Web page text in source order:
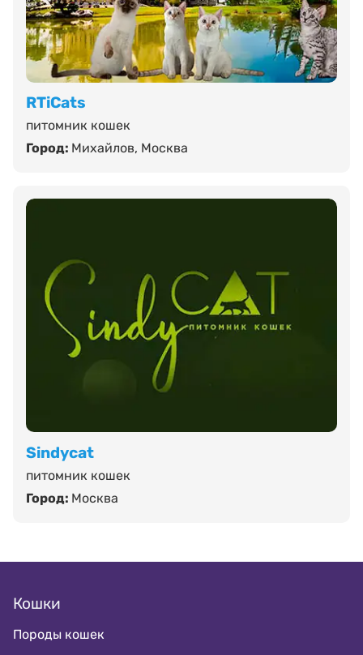
RTiCats
питомник кошек
Город: Михайлов, Москва
Sindycat
питомник кошек
Город: Москва
Кошки
Породы кошек